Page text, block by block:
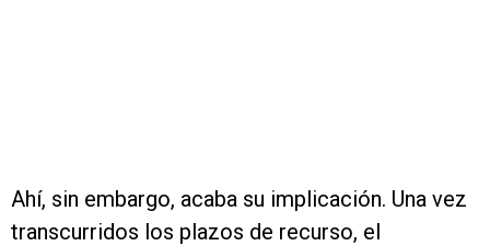
Ahí, sin embargo, acaba su implicación. Una vez
transcurridos los plazos de recurso, el